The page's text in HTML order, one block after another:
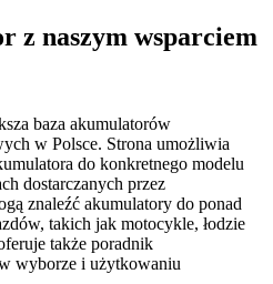
z naszym wsparciem
baza akumulatorów
w Polsce. Strona umożliwia
do konkretnego modelu
dostarczanych przez
znaleźć akumulatory do ponad
takich jak motocykle, łodzie
także poradnik
wyborze i użytkowaniu